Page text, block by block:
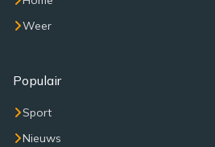
Weer
Populair
Sport
Nieuws